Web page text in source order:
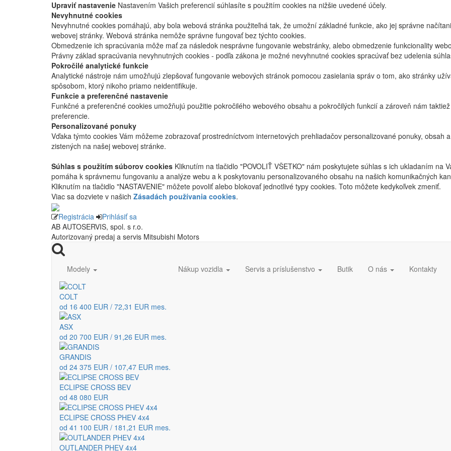
Upraviť nastavenie Nastavením Vašich preferencií súhlasíte s použitím cookies na nižšie uvedené účely.
Nevyhnutné cookies
Nevyhnutné cookies pomáhajú, aby bola webová stránka použiteľná tak, že umožní základné funkcie, ako jej správne
webovej stránky. Webová stránka nemôže správne fungovať bez týchto cookies.
Obmedzenie ich spracúvania môže mať za následok nesprávne fungovanie webstránky, alebo obmedzenie funkcionality
Právny základ spracúvania nevyhnutných cookies - podľa zákona je možné nevyhnutné cookies spracúvať bez udelenia
Pokročilé analytické funkcie
Analytické nástroje nám umožňujú zlepšovať fungovanie webových stránok pomocou zasielania správ o tom, ako stránky
spôsobom, ktorý nikoho priamo neidentifikuje.
Funkcie a preferenčné nastavenie
Funkčné a preferenčné cookies umožňujú použitie pokročilého webového obsahu a pokročilých funkcií a zároveň nám
preferencie.
Personalizované ponuky
Vďaka týmto cookies Vám môžeme zobrazovať prostredníctvom internetových prehliadačov personalizované ponuky, obsah
zistených na našej webovej stránke.
Súhlas s použitím súborov cookies Kliknutím na tlačidlo "POVOLIŤ VŠETKO" nám poskytujete súhlas s ich ukladaním na
pomáha k správnemu fungovaniu a analýze webu a k poskytovaniu personalizovaného obsahu na našich komunikačných
Kliknutím na tlačidlo "NASTAVENIE" môžete povoliť alebo blokovať jednotlivé typy cookies. Toto môžete kedykoľvek zmeniť.
Viac sa dozviete v našich Zásadách používania cookies.
Registrácia
Prihlásiť sa
AB AUTOSERVIS, spol. s r.o.
Autorizovaný predaj a servis Mitsubishi Motors
Modely
COLT
od 16 400 EUR / 72,31 EUR mes.
ASX
od 20 700 EUR / 91,26 EUR mes.
GRANDIS
od 24 375 EUR / 107,47 EUR mes.
ECLIPSE CROSS BEV
od 48 080 EUR
ECLIPSE CROSS PHEV 4x4
od 41 100 EUR / 181,21 EUR mes.
OUTLANDER PHEV 4x4
Nákup vozidla Servis a príslušenstvo Butik O nás Kontakty